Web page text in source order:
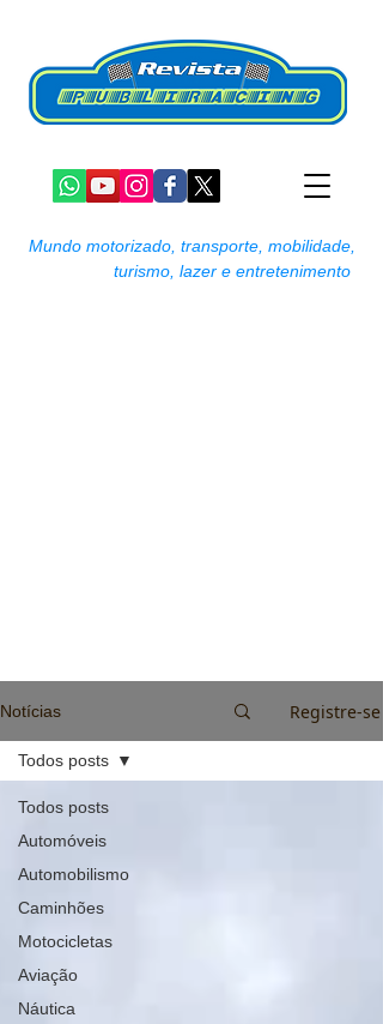
Mundo motorizado, transporte, mobilidade,
turismo, lazer e entretenimento
Notícias Registre-se
Todos posts
Automóveis
Automobilismo
Caminhões
Motocicletas
Aviação
Náutica
Todos posts